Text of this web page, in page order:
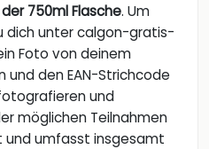
750ml Flasche. Um
dich unter calgon-gratis-
Foto von deinem
den EAN-Strichcode
und
möglichen Teilnahmen
umfasst insgesamt